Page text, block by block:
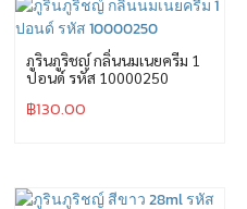
ภูรินภูริชญ์ กลิ่นนมเนยครีม 1
ปอนด์ รหัส 10000250
฿130.00